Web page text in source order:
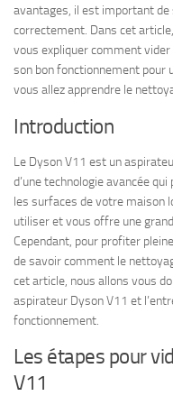
avantages, il est important
correctement. Dans cet
vous expliquer comment
son bon fonctionnement pour
vous allez apprendre le
Introduction
Le Dyson V11 est un
d’une technologie avancée
les surfaces de votre maison
utiliser et vous offre une
Cependant, pour profiter
de savoir comment le
cet article, nous allons vous
aspirateur Dyson V11 et
fonctionnement.
Les étapes pour
V11